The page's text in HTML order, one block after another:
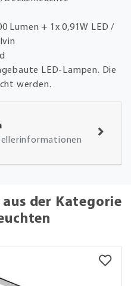
Lumen + 1x 0,91W LED /
LED-Lampen. Die
werden.
der Kategorie